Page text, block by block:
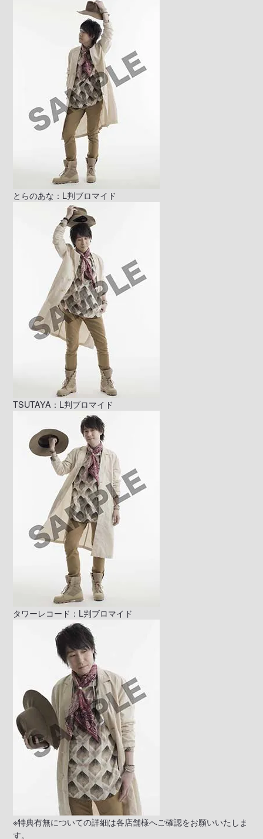
とらのあな：L判ブロマイド
TSUTAYA：L判ブロマイド
タワーレコード：L判ブロマイド
※特典有無についての詳細は各店舗様へご確認をお願いいたしま
す。